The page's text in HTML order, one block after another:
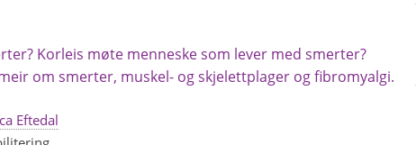
Korleis møte menneske som lever med smerter?
om smerter, muskel- og skjelettplager og fibromyalgi.
Eftedal